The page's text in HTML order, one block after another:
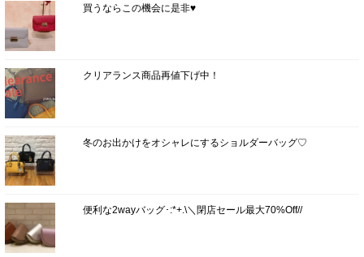
買うならこの機会に是非♥
クリアランス商品再値下げ中！
冬のお出かけをオシャレにするショルダーバッグ♡
便利な2wayバッグ･:*+.\＼閉店セール最大70%Off//